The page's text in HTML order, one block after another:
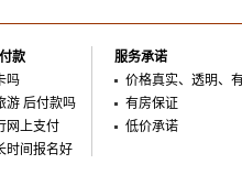
款
吗
游 后付款吗
网上支付
时间报名好
服务承诺
价格真实、透明、
有房保证
低价承诺